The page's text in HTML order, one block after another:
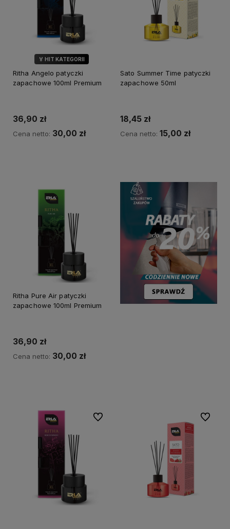
🏅 HIT KATEGORII
Ritha Angelo patyczki
zapachowe 100ml Premium
36,90 zł
Cena netto: 30,00 zł
Sato Summer Time patyczki
zapachowe 50ml
18,45 zł
Cena netto: 15,00 zł
Ritha Pure Air patyczki
zapachowe 100ml Premium
36,90 zł
Cena netto: 30,00 zł
Do ulubionych Do